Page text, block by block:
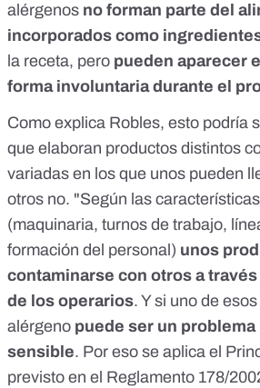
alérgenos no forman parte del
incorporados como
la receta, pero pueden aparecer
forma involuntaria durante el
Como explica Robles, esto podría
que elaboran productos distintos
variadas en los que unos pueden
otros no. "Según las
(maquinaria, turnos de trabajo,
formación del personal) unos
contaminarse con otros a
de los operarios. Y si uno de
alérgeno puede ser un
sensible. Por eso se aplica el
previsto en el Reglamento 178/